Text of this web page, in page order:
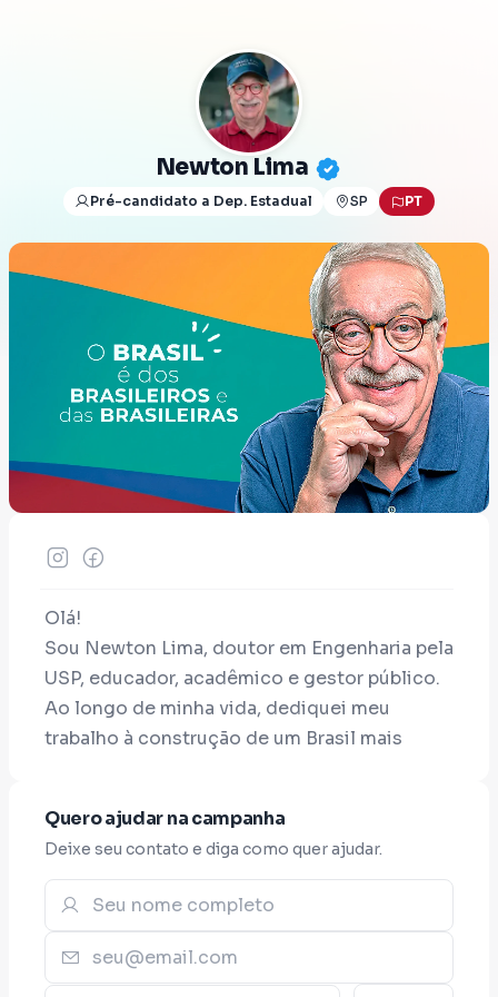
Newton Lima
Pré-candidato a Dep. Estadual SP PT
Olá!
Sou Newton Lima, doutor em Engenharia pela
USP, educador, acadêmico e gestor público.
Ao longo de minha vida, dediquei meu
trabalho à construção de um Brasil mais
governador de São Paulo em 1998 pelo PT, na
chapa liderada por Marta Suplicy; Reitor da
UFSCar; Prefeito de São Carlos por dois
mandatos; Deputado federal; Presidente da
Comissão de Educação e Cultura da Câmara
dos Deputados; Presidente da Rede de
Quero ajudar na campanha
Deixe seu contato e diga como quer ajudar.